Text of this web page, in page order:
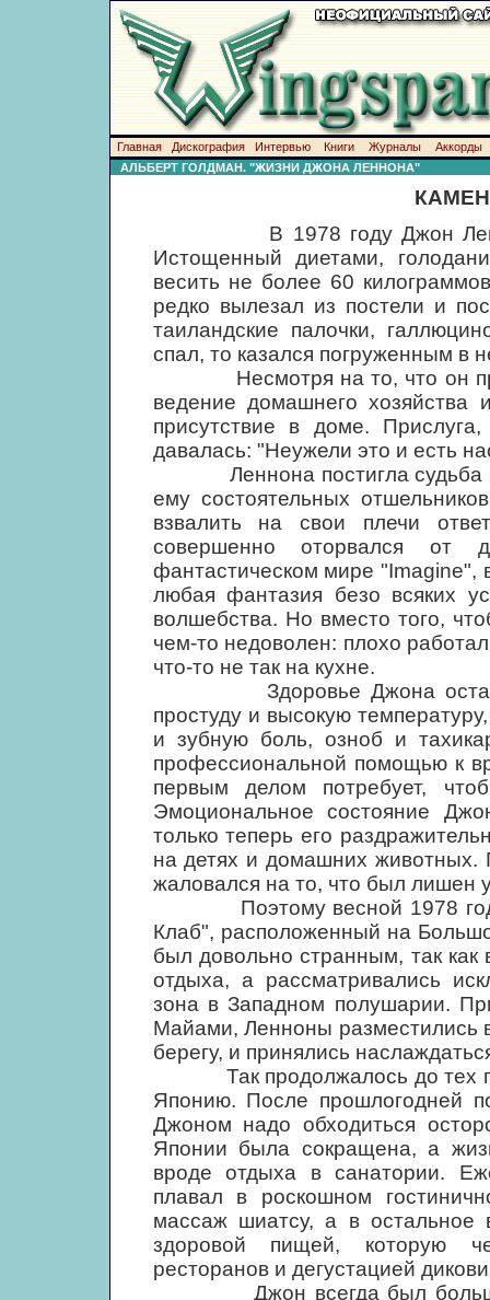
Главная Дискография Интервью Книги Журналы
Аккорды
АЛЬБЕРТ ГОЛДМАН. "ЖИЗНИ ДЖОНА ЛЕННОНА"
В 1978 году Джон Леннон
Истощенный диетами,
весить не более 60
редко вылезал из постели и
таиландские палочки,
спал, то казался погруженным в
Несмотря на то, что он
ведение домашнего
присутствие в доме.
давалась: "Неужели это и есть
Леннона постигла судьба
ему состоятельных
взвалить на свои плечи
совершенно оторвался от
фантастическом мире "Imagine",
любая фантазия безо всяких
волшебства. Но вместо того,
чем-то недоволен: плохо
что-то не так на кухне.
Здоровье Джона
простуду и высокую
и зубную боль, озноб и
профессиональной помощью к
первым делом потребует,
Эмоциональное состояние
только теперь его
на детях и домашних животных.
жаловался на то, что был лишен
Поэтому весной 1978 года
Клаб", расположенный на
был довольно странным, так
отдыха, а рассматривались
зона в Западном полушарии.
Майами, Ленноны разместились
берегу, и принялись
Так продолжалось до тех
Японию. После прошлогодней
Джоном надо обходиться
Японии была сокращена, а
вроде отдыха в санатории.
плавал в роскошном
массаж шиатсу, а в
здоровой пищей, которую
ресторанов и дегустацией
Джон всегда был большим